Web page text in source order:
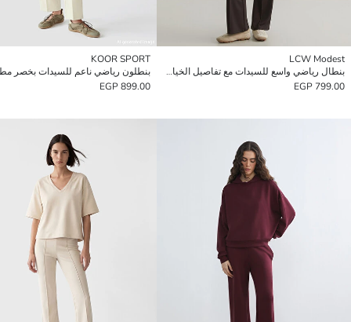
LCW Modest
بنطال رياضي واسع للسيدات مع تفاصيل الخياطة.
799.00 EGP
KOOR SPORT
بنطلون رياضي ناعم للسيدات بخصر
899.00 EGP